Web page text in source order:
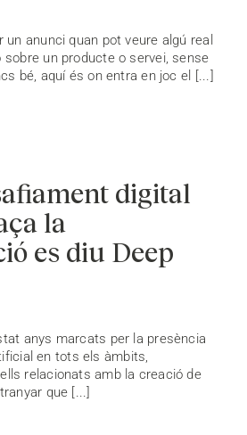
anunci quan pot veure algú real
sobre un producte o servei, sense
bé, aquí és on entra en joc el [...]
digital
la
es diu Deep
anys marcats per la presència
en tots els àmbits,
relacionats amb la creació de
que [...]